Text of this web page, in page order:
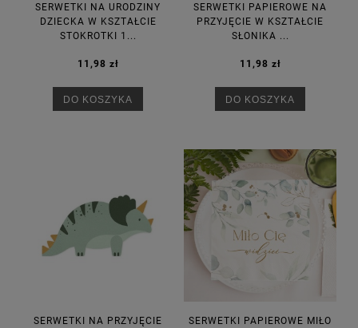
SERWETKI NA URODZINY
DZIECKA W KSZTAŁCIE
STOKROTKI 1...
11,98 zł
DO KOSZYKA
SERWETKI PAPIEROWE NA
PRZYJĘCIE W KSZTAŁCIE
SŁONIKA ...
11,98 zł
DO KOSZYKA
SERWETKI NA PRZYJĘCIE
SERWETKI PAPIEROWE MIŁO